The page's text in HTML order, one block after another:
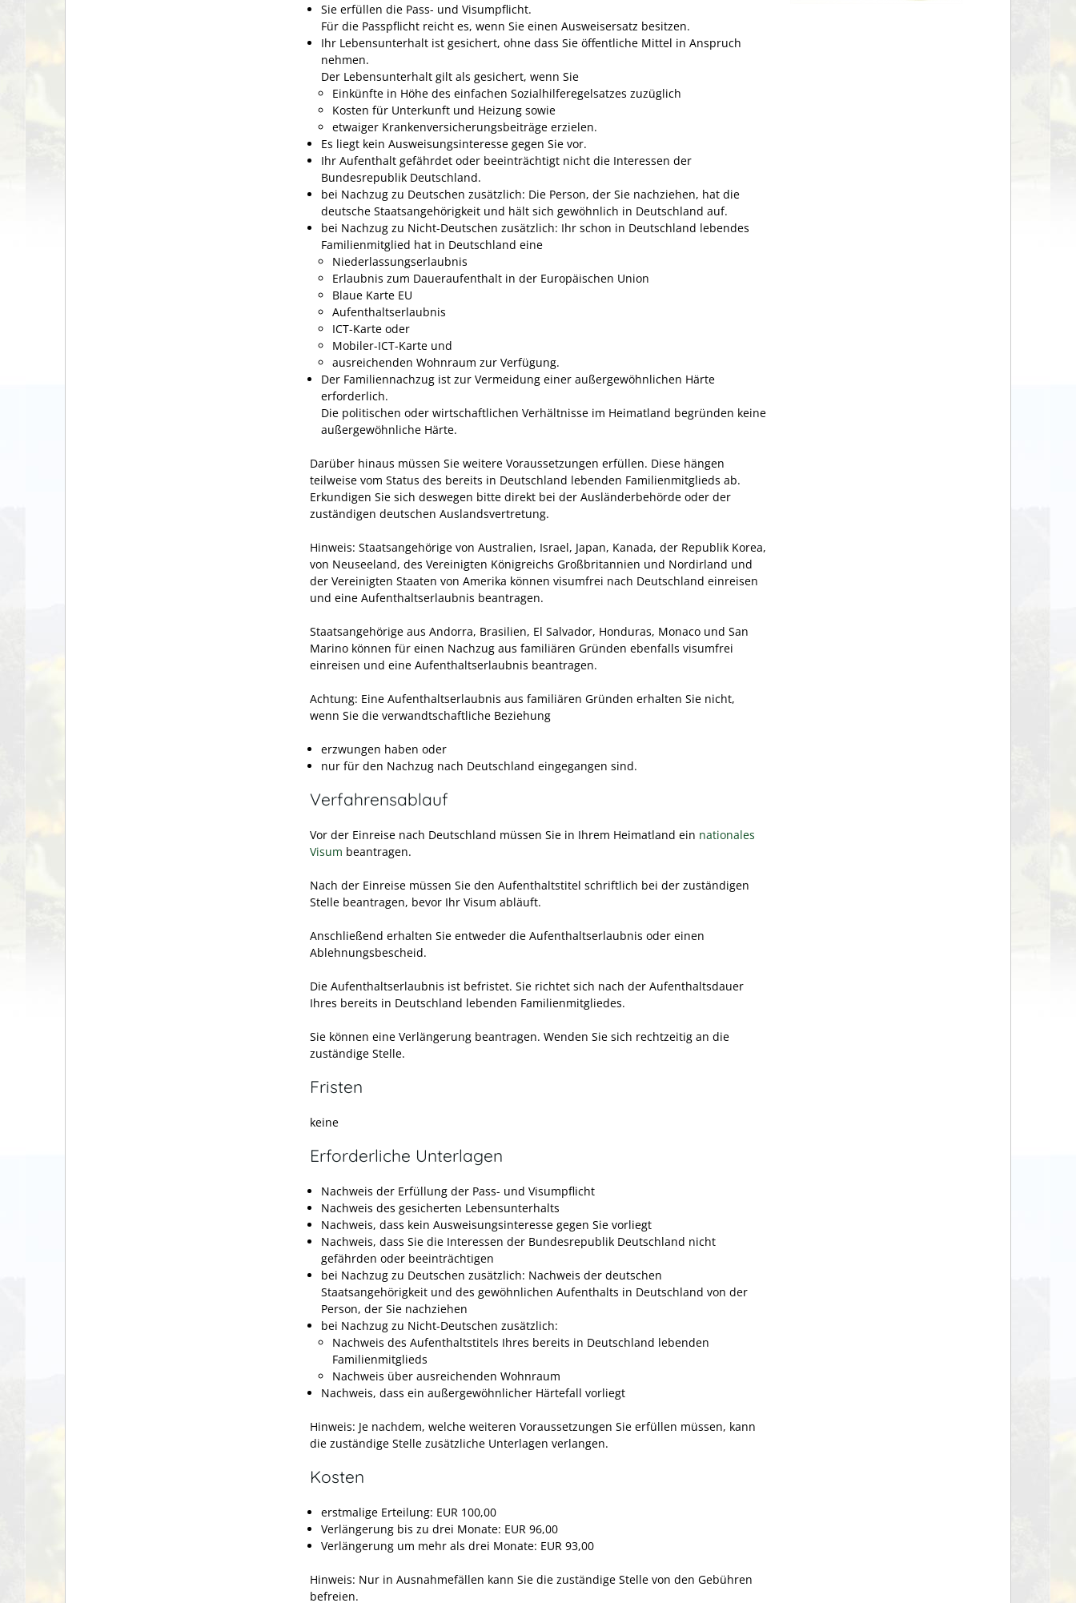
Sie erfüllen die Pass- und Visumpflicht.
Für die Passpflicht reicht es, wenn Sie einen Ausweisersatz besitzen.
Ihr Lebensunterhalt ist gesichert, ohne dass Sie öffentliche Mittel in Anspruch
nehmen.
Der Lebensunterhalt gilt als gesichert, wenn Sie
Einkünfte in Höhe des einfachen Sozialhilferegelsatzes zuzüglich
Kosten für Unterkunft und Heizung sowie
etwaiger Krankenversicherungsbeiträge erzielen.
Es liegt kein Ausweisungsinteresse gegen Sie vor.
Ihr Aufenthalt gefährdet oder beeinträchtigt nicht die Interessen der
Bundesrepublik Deutschland.
bei Nachzug zu Deutschen zusätzlich: Die Person, der Sie nachziehen, hat die
deutsche Staatsangehörigkeit und hält sich gewöhnlich in Deutschland auf.
bei Nachzug zu Nicht-Deutschen zusätzlich: Ihr schon in Deutschland lebendes
Familienmitglied hat in Deutschland eine
Niederlassungserlaubnis
Erlaubnis zum Daueraufenthalt in der Europäischen Union
Blaue Karte EU
Aufenthaltserlaubnis
ICT-Karte oder
Mobiler-ICT-Karte und
ausreichenden Wohnraum zur Verfügung.
Der Familiennachzug ist zur Vermeidung einer außergewöhnlichen Härte
erforderlich.
Die politischen oder wirtschaftlichen Verhältnisse im Heimatland begründen keine
außergewöhnliche Härte.
Darüber hinaus müssen Sie weitere Voraussetzungen erfüllen. Diese hängen
teilweise vom Status des bereits in Deutschland lebenden Familienmitglieds ab.
Erkundigen Sie sich deswegen bitte direkt bei der Ausländerbehörde oder der
zuständigen deutschen Auslandsvertretung.
Hinweis: Staatsangehörige von Australien, Israel, Japan, Kanada, der Republik Korea,
von Neuseeland, des Vereinigten Königreichs Großbritannien und Nordirland und
der Vereinigten Staaten von Amerika können visumfrei nach Deutschland einreisen
und eine Aufenthaltserlaubnis beantragen.
Staatsangehörige aus Andorra, Brasilien, El Salvador, Honduras, Monaco und San
Marino können für einen Nachzug aus familiären Gründen ebenfalls visumfrei
einreisen und eine Aufenthaltserlaubnis beantragen.
Achtung: Eine Aufenthaltserlaubnis aus familiären Gründen erhalten Sie nicht,
wenn Sie die verwandtschaftliche Beziehung
erzwungen haben oder
nur für den Nachzug nach Deutschland eingegangen sind.
Verfahrensablauf
Vor der Einreise nach Deutschland müssen Sie in Ihrem Heimatland ein nationales
Visum beantragen.
Nach der Einreise müssen Sie den Aufenthaltstitel schriftlich bei der zuständigen
Stelle beantragen, bevor Ihr Visum abläuft.
Anschließend erhalten Sie entweder die Aufenthaltserlaubnis oder einen
Ablehnungsbescheid.
Die Aufenthaltserlaubnis ist befristet. Sie richtet sich nach der Aufenthaltsdauer
Ihres bereits in Deutschland lebenden Familienmitgliedes.
Sie können eine Verlängerung beantragen. Wenden Sie sich rechtzeitig an die
zuständige Stelle.
Fristen
keine
Erforderliche Unterlagen
Nachweis der Erfüllung der Pass- und Visumpflicht
Nachweis des gesicherten Lebensunterhalts
Nachweis, dass kein Ausweisungsinteresse gegen Sie vorliegt
Nachweis, dass Sie die Interessen der Bundesrepublik Deutschland nicht
gefährden oder beeinträchtigen
bei Nachzug zu Deutschen zusätzlich: Nachweis der deutschen
Staatsangehörigkeit und des gewöhnlichen Aufenthalts in Deutschland von der
Person, der Sie nachziehen
bei Nachzug zu Nicht-Deutschen zusätzlich:
Nachweis des Aufenthaltstitels Ihres bereits in Deutschland lebenden
Familienmitglieds
Nachweis über ausreichenden Wohnraum
Nachweis, dass ein außergewöhnlicher Härtefall vorliegt
Hinweis: Je nachdem, welche weiteren Voraussetzungen Sie erfüllen müssen, kann
die zuständige Stelle zusätzliche Unterlagen verlangen.
Kosten
erstmalige Erteilung: EUR 100,00
Verlängerung bis zu drei Monate: EUR 96,00
Verlängerung um mehr als drei Monate: EUR 93,00
Hinweis: Nur in Ausnahmefällen kann Sie die zuständige Stelle von den Gebühren
befreien.